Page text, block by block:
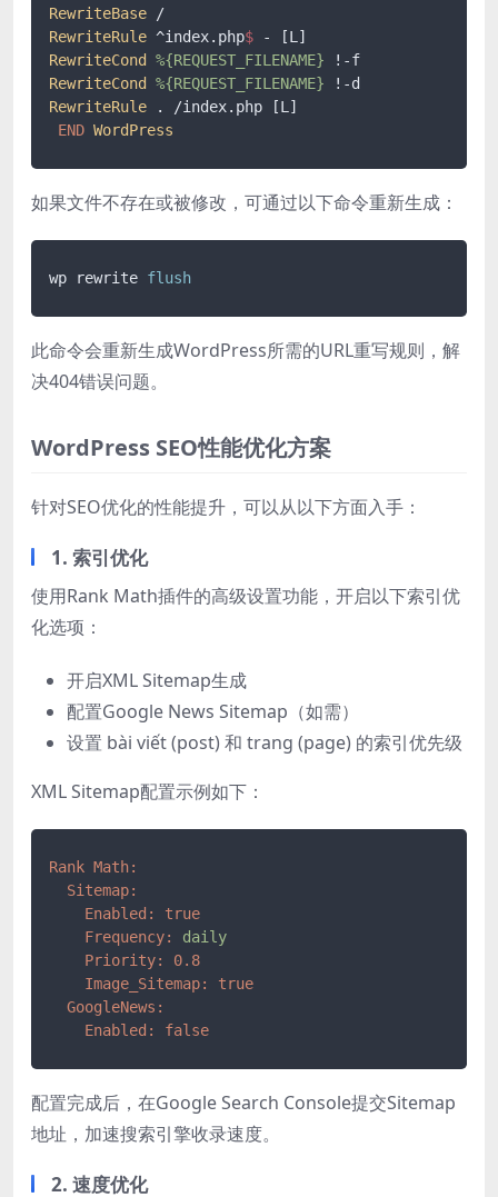
RewriteBase
RewriteRule ^index.php$
RewriteCond
%{REQUEST_FILENAME}
RewriteCond
%{REQUEST_FILENAME}
RewriteRule . /index.php [L]
END WordPress
如果文件不存在或被修改，可通过以下命令重新生成：
wp rewrite flush
此命令会重新生成WordPress所需的URL重写规则，解
决404错误问题。
WordPress SEO性能优化方案
针对SEO优化的性能提升，可以从以下方面入手：
1. 索引优化
使用Rank Math插件的高级设置功能，开启以下索引优
化选项：
开启XML Sitemap生成
配置Google News Sitemap（如需）
设置 bài viết (post) 和 trang (page) 的索引优先级
XML Sitemap配置示例如下：
Rank Math:
Sitemap:
Enabled:
true
Frequency:
daily
Priority:
0.8
Image_Sitemap:
true
GoogleNews:
Enabled:
false
配置完成后，在Google Search Console提交Sitemap
地址，加速搜索引擎收录速度。
2. 速度优化